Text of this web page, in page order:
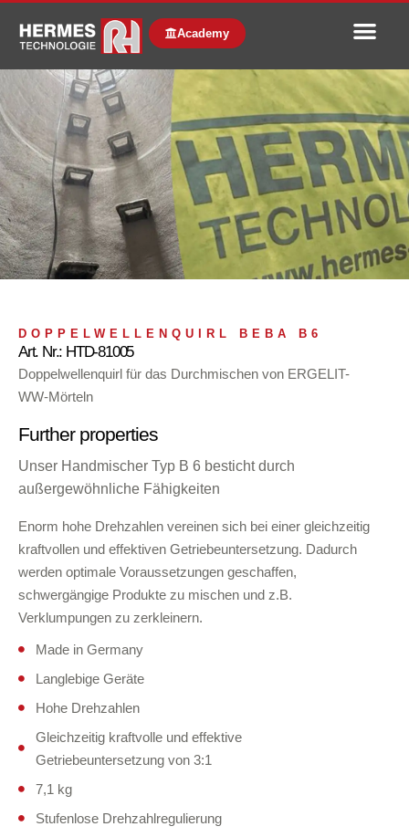
Academy
DOPPELWELLENQUIRL BEBA B6
Art. Nr.: HTD-81005
Doppelwellenquirl für das Durchmischen von ERGELIT-
WW-Mörteln
Further properties
Unser Handmischer Typ B 6 besticht durch
außergewöhnliche Fähigkeiten
Enorm hohe Drehzahlen vereinen sich bei einer gleichzeitig
kraftvollen und effektiven Getriebeuntersetzung. Dadurch
werden optimale Voraussetzungen geschaffen,
schwergängige Produkte zu mischen und z.B.
Verklumpungen zu zerkleinern.
Made in Germany
Langlebige Geräte
Hohe Drehzahlen
Gleichzeitig kraftvolle und effektive
Getriebeuntersetzung von 3:1
7,1 kg
Stufenlose Drehzahlregulierung